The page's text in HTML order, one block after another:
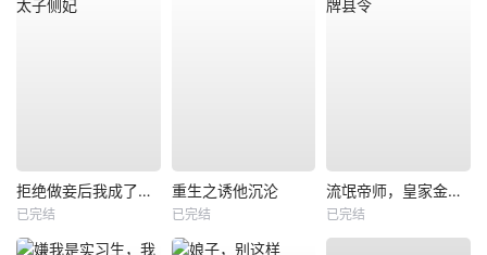
拒绝做妾后我成了太子侧妃
已完结
重生之诱他沉沦
已完结
流氓帝师，皇家金牌县令
已完结